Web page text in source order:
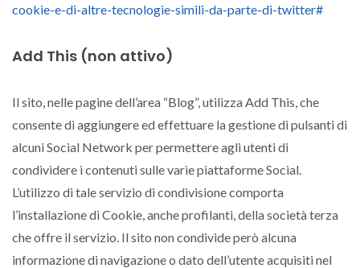
cookie-e-di-altre-tecnologie-simili-da-parte-di-twitter#
Add This (non attivo)
Il sito, nelle pagine dell’area “Blog”, utilizza Add This, che
consente di aggiungere ed effettuare la gestione di pulsanti di
alcuni Social Network per permettere agli utenti di
condividere i contenuti sulle varie piattaforme Social.
L’utilizzo di tale servizio di condivisione comporta
l’installazione di Cookie, anche profilanti, della società terza
che offre il servizio. Il sito non condivide però alcuna
informazione di navigazione o dato dell’utente acquisiti nel